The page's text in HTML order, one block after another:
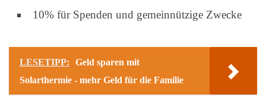
10% für Spenden und gemeinnützige Zwecke
LESETIPP:
Geld sparen mit
Solarthermie - mehr Geld für die Familie